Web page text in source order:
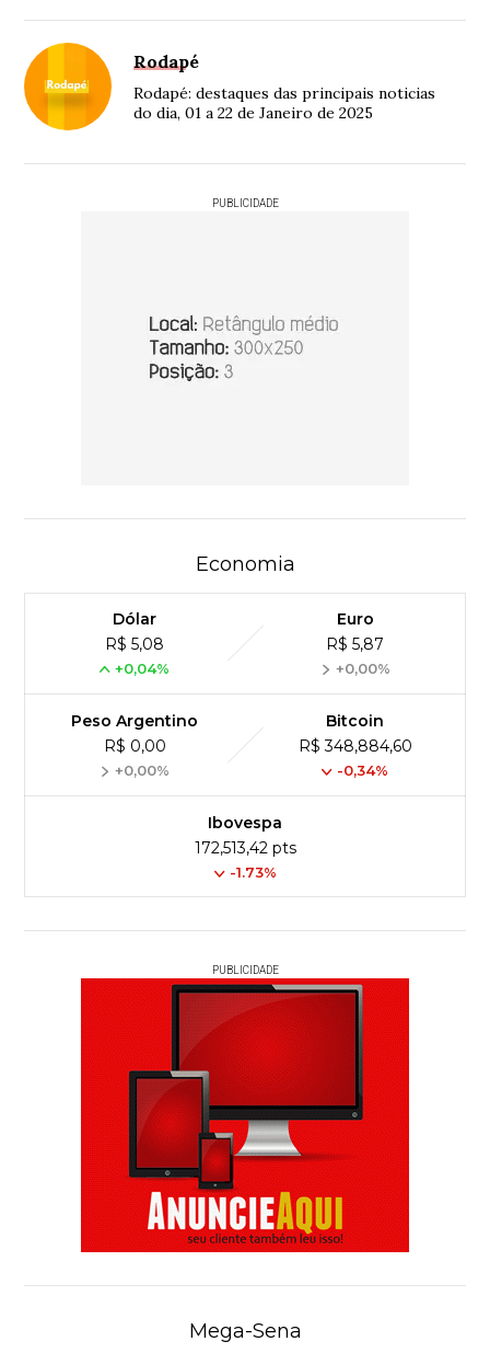
Rodapé
Rodapé: destaques das principais noticias
do dia, 01 a 22 de Janeiro de 2025
PUBLICIDADE
Economia
Dólar
R$ 5,08
+0,04%
Euro
R$ 5,87
+0,00%
Peso Argentino
R$ 0,00
+0,00%
Bitcoin
R$ 348,884,60
-0,34%
Ibovespa
172,513,42 pts
-1.73%
PUBLICIDADE
Mega-Sena